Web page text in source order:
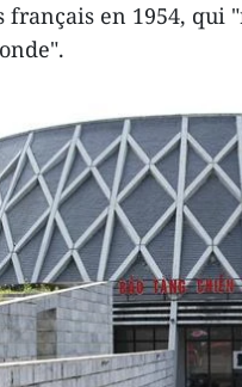
français en 1954, qui